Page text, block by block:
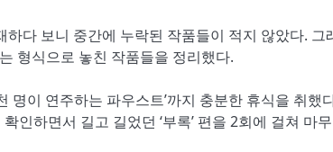
다 보니 중간에 누락된 작품들이 적지 않았다. 그
형식으로 놓친 작품들을 정리했다.
명이 연주하는 파우스트’까지 충분한 휴식을 취했
인하면서 길고 길었던 ‘부록’ 편을 2회에 걸쳐 마